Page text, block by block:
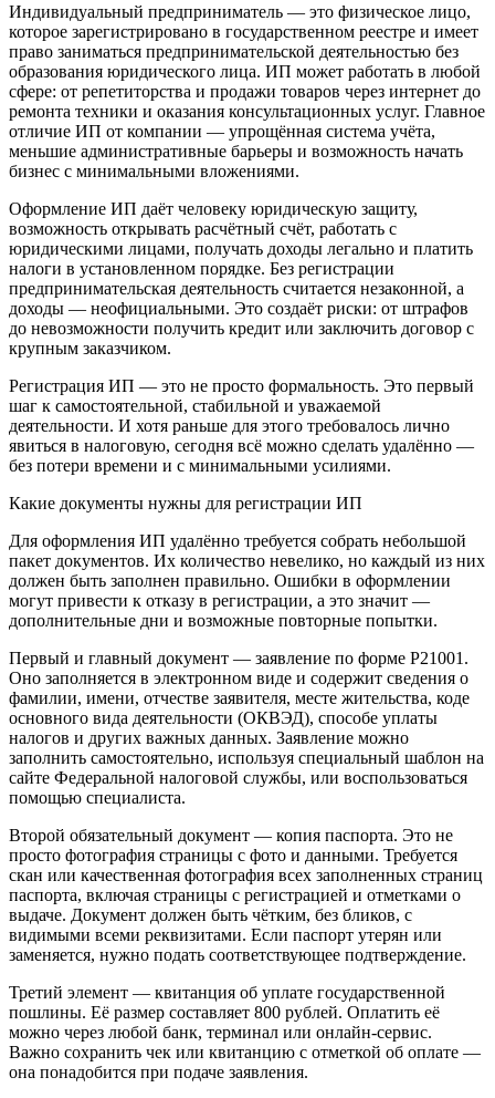
Индивидуальный предприниматель — это физическое лицо,
которое зарегистрировано в государственном реестре и имеет
право заниматься предпринимательской деятельностью без
образования юридического лица. ИП может работать в любой
сфере: от репетиторства и продажи товаров через интернет до
ремонта техники и оказания консультационных услуг. Главное
отличие ИП от компании — упрощённая система учёта,
меньшие административные барьеры и возможность начать
бизнес с минимальными вложениями.
Оформление ИП даёт человеку юридическую защиту,
возможность открывать расчётный счёт, работать с
юридическими лицами, получать доходы легально и платить
налоги в установленном порядке. Без регистрации
предпринимательская деятельность считается незаконной, а
доходы — неофициальными. Это создаёт риски: от штрафов
до невозможности получить кредит или заключить договор с
крупным заказчиком.
Регистрация ИП — это не просто формальность. Это первый
шаг к самостоятельной, стабильной и уважаемой
деятельности. И хотя раньше для этого требовалось лично
явиться в налоговую, сегодня всё можно сделать удалённо —
без потери времени и с минимальными усилиями.
Какие документы нужны для регистрации ИП
Для оформления ИП удалённо требуется собрать небольшой
пакет документов. Их количество невелико, но каждый из них
должен быть заполнен правильно. Ошибки в оформлении
могут привести к отказу в регистрации, а это значит —
дополнительные дни и возможные повторные попытки.
Первый и главный документ — заявление по форме Р21001.
Оно заполняется в электронном виде и содержит сведения о
фамилии, имени, отчестве заявителя, месте жительства, коде
основного вида деятельности (ОКВЭД), способе уплаты
налогов и других важных данных. Заявление можно
заполнить самостоятельно, используя специальный шаблон на
сайте Федеральной налоговой службы, или воспользоваться
помощью специалиста.
Второй обязательный документ — копия паспорта. Это не
просто фотография страницы с фото и данными. Требуется
скан или качественная фотография всех заполненных страниц
паспорта, включая страницы с регистрацией и отметками о
выдаче. Документ должен быть чётким, без бликов, с
видимыми всеми реквизитами. Если паспорт утерян или
заменяется, нужно подать соответствующее подтверждение.
Третий элемент — квитанция об уплате государственной
пошлины. Её размер составляет 800 рублей. Оплатить её
можно через любой банк, терминал или онлайн-сервис.
Важно сохранить чек или квитанцию с отметкой об оплате —
она понадобится при подаче заявления.